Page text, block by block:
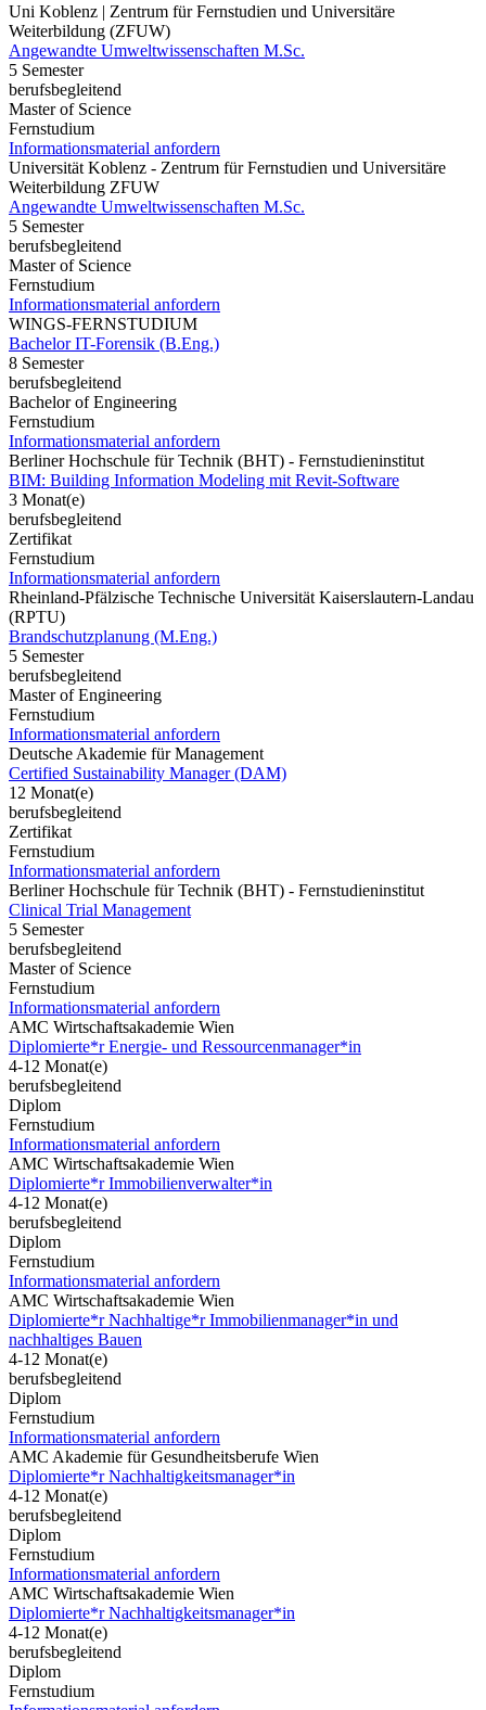
Uni Koblenz | Zentrum für Fernstudien und Universitäre
Weiterbildung (ZFUW)
Angewandte Umweltwissenschaften M.Sc.
5 Semester
berufsbegleitend
Master of Science
Fernstudium
Informationsmaterial anfordern
Universität Koblenz - Zentrum für Fernstudien und Universitäre
Weiterbildung ZFUW
Angewandte Umweltwissenschaften M.Sc.
5 Semester
berufsbegleitend
Master of Science
Fernstudium
Informationsmaterial anfordern
WINGS-FERNSTUDIUM
Bachelor IT-Forensik (B.Eng.)
8 Semester
berufsbegleitend
Bachelor of Engineering
Fernstudium
Informationsmaterial anfordern
Berliner Hochschule für Technik (BHT) - Fernstudieninstitut
BIM: Building Information Modeling mit Revit-Software
3 Monat(e)
berufsbegleitend
Zertifikat
Fernstudium
Informationsmaterial anfordern
Rheinland-Pfälzische Technische Universität Kaiserslautern-Landau
(RPTU)
Brandschutzplanung (M.Eng.)
5 Semester
berufsbegleitend
Master of Engineering
Fernstudium
Informationsmaterial anfordern
Deutsche Akademie für Management
Certified Sustainability Manager (DAM)
12 Monat(e)
berufsbegleitend
Zertifikat
Fernstudium
Informationsmaterial anfordern
Berliner Hochschule für Technik (BHT) - Fernstudieninstitut
Clinical Trial Management
5 Semester
berufsbegleitend
Master of Science
Fernstudium
Informationsmaterial anfordern
AMC Wirtschaftsakademie Wien
Diplomierte*r Energie- und Ressourcenmanager*in
4-12 Monat(e)
berufsbegleitend
Diplom
Fernstudium
Informationsmaterial anfordern
AMC Wirtschaftsakademie Wien
Diplomierte*r Immobilienverwalter*in
4-12 Monat(e)
berufsbegleitend
Diplom
Fernstudium
Informationsmaterial anfordern
AMC Wirtschaftsakademie Wien
Diplomierte*r Nachhaltige*r Immobilienmanager*in und
nachhaltiges Bauen
4-12 Monat(e)
berufsbegleitend
Diplom
Fernstudium
Informationsmaterial anfordern
AMC Akademie für Gesundheitsberufe Wien
Diplomierte*r Nachhaltigkeitsmanager*in
4-12 Monat(e)
berufsbegleitend
Diplom
Fernstudium
Informationsmaterial anfordern
AMC Wirtschaftsakademie Wien
Diplomierte*r Nachhaltigkeitsmanager*in
4-12 Monat(e)
berufsbegleitend
Diplom
Fernstudium